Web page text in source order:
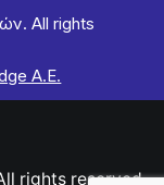
All rights
Α.Ε.
rights reserved